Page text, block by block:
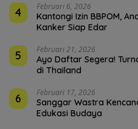
4 Februari 6, 2026
Kantongi Izin BBPOM,
Kanker Siap Edar
5 Februari 21, 2026
Ayo Daftar Segera!
di Thailand
6 Februari 17, 2026
Sanggar Wastra
Edukasi Budaya